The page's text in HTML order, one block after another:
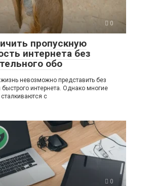
0
пропускную
интернета без
обо
невозможно представить без
быстрого интернета. Однако многие
с
0